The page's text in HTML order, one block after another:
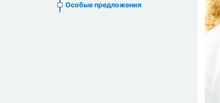
Особые предложения